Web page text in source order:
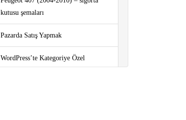
kutusu şemaları
Pazarda Satış Yapmak
WordPress’te Kategoriye Özel